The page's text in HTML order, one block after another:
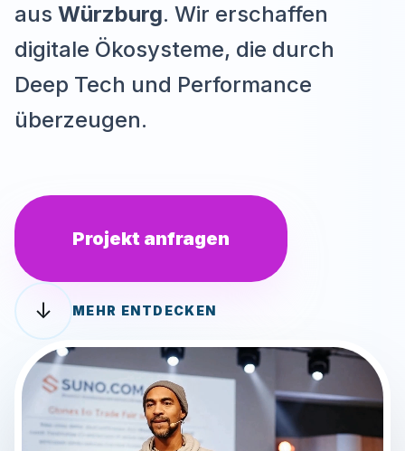
aus Würzburg. Wir erschaffen
digitale Ökosysteme, die durch
Deep Tech und Performance
überzeugen.
Projekt anfragen
↓ MEHR ENTDECKEN